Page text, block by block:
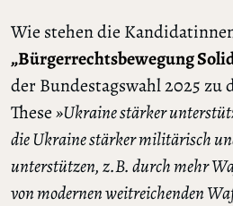
Wie stehen die
„Bürgerrechtsbewegung
der Bundestagswahl 2025 zu
These»Ukraine stärker
die Ukraine stärker militärisch
unterstützen, z.B. durch mehr
von modernen weitreichenden